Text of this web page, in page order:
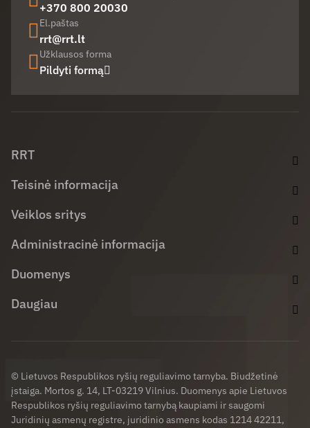
+370 800 20030
El.paštas
rrt@rrt.lt
Užklausos forma
Pildyti formą
RRT
Teisinė informacija
Veiklos sritys
Administracinė informacija
Duomenys
Daugiau
© Lietuvos Respublikos ryšių reguliavimo tarnyba. Biudžetinė
įstaiga. Mortos g. 14, LT-03219 Vilnius. Duomenys apie Lietuvos
Respublikos ryšių reguliavimo tarnybą kaupiami ir saugomi
Juridinių asmenų registre, juridinio asmens kodas 1214 42211,